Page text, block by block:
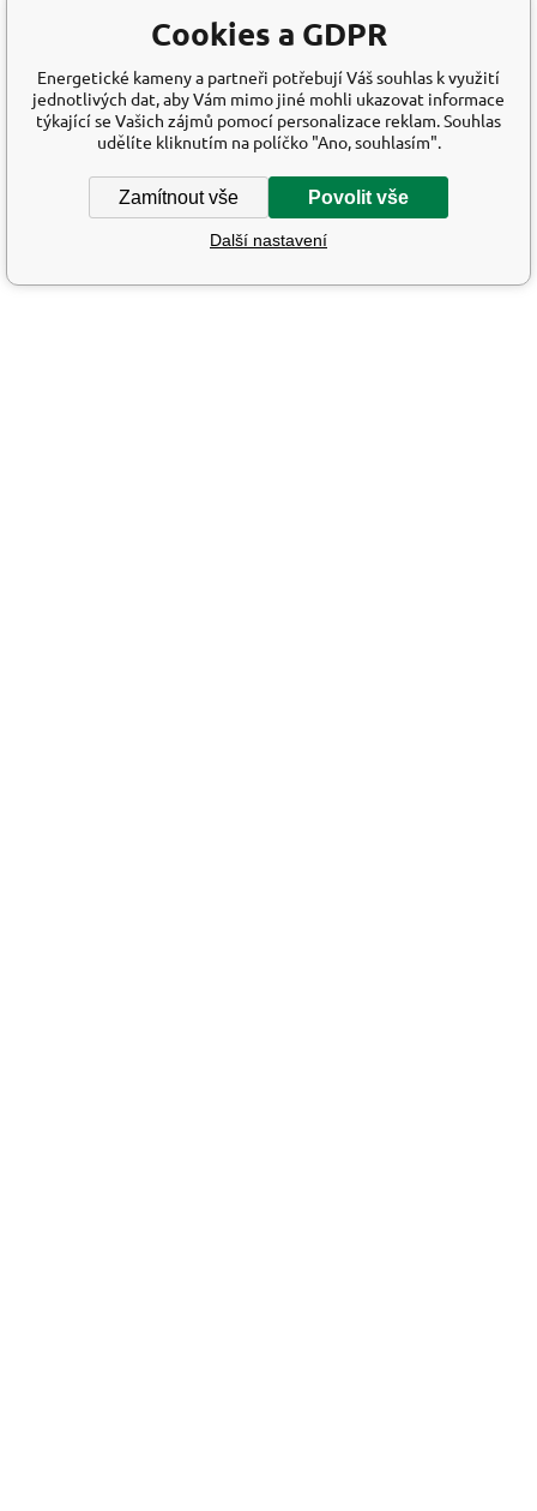
Cookies a GDPR
Energetické kameny a partneři potřebují Váš souhlas k využití
jednotlivých dat, aby Vám mimo jiné mohli ukazovat informace
týkající se Vašich zájmů pomocí personalizace reklam. Souhlas
udělíte kliknutím na políčko "Ano, souhlasím".
Zamítnout vše Povolit vše
Další nastavení